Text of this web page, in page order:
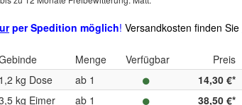
per Spedition möglich! Versandkosten finden Sie
Menge Verfügbar Preis
1,2 kg Dose ab 1 14,30 €*
kg Eimer ab 1 38,50 €*